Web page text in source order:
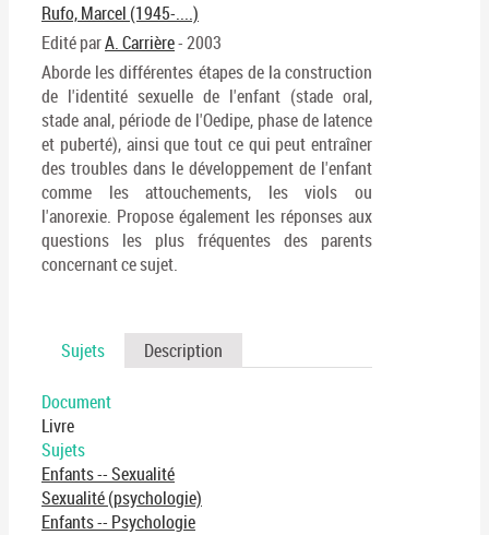
Rufo, Marcel (1945-....)
Edité parA. Carrière- 2003
Aborde les différentes étapes de la construction
de l'identité sexuelle de l'enfant (stade oral,
stade anal, période de l'Oedipe, phase de latence
et puberté), ainsi que tout ce qui peut entraîner
des troubles dans le développement de l'enfant
comme les attouchements, les viols ou
l'anorexie. Propose également les réponses aux
questions les plus fréquentes des parents
concernant ce sujet.
Sujets Description
Document
Livre
Sujets
Enfants -- Sexualité
Sexualité (psychologie)
Enfants -- Psychologie